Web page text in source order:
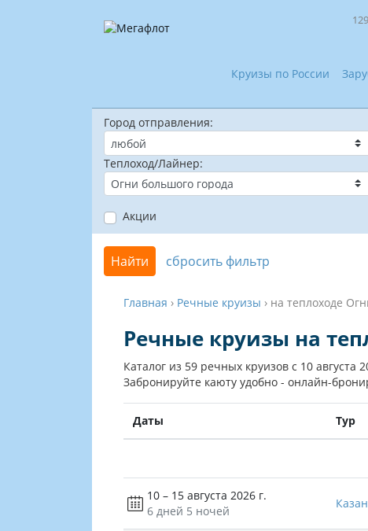
Круизы по России
Город отправления:
Теплоход/Лайнер:
Акции
Найти сбросить фильтр
Главная › Речные круизы › на теплоходе
Речные круизы на
Каталог из 59 речных круизов с 10
Забронируйте каюту удобно - онлайн-
Даты Тур
10 – 15 августа 2026 г.
6 дней 5 ночей